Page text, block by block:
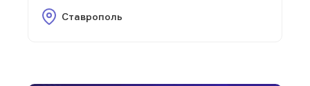
Ставрополь